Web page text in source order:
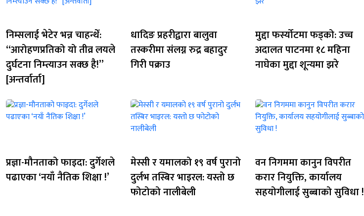
निम्सलाई भेटेर भन्न चाहन्थेँ:
“आरोहणप्रतिको यो तीव्र लयले
दुर्घटना निम्त्याउन सक्छ है!”
[अन्तर्वार्ता]
धादिङ प्रहरीद्वारा बालुवा
तस्करीमा संलग्न रुद्र बहादुर
गिरी पक्राउ
मुद्दा फर्स्योटमा फड्को: उच्च
अदालत पाटनमा १८ महिना
नाघेका मुद्दा शून्यमा झरे
प्रज्ञा-मौनताको फाइदा: दुर्गेशले
पढाएका ‘नयाँ नैतिक शिक्षा !’
मेस्सी र यमालको १९ वर्ष पुरानो
दुर्लभ तस्बिर भाइरल: यस्तो छ
फोटोको नालीबेली
वन निगममा कानुन विपरीत
करार नियुक्ति, कार्यालय
सहयोगीलाई सुब्बाको सुविधा !